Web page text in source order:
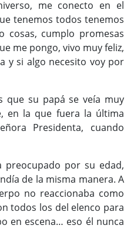
me conecto en el
tenemos todos tenemos
cosas, cumplo promesas
me pongo, vivo muy feliz,
y si algo necesito voy por
que su papá se veía muy
en la que fuera la última
Presidenta, cuando
preocupado por su edad,
de la misma manera. A
no reaccionaba como
todos los del elenco para
en escena… eso él nunca